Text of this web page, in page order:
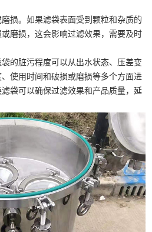
损。如果滤袋表面受到颗粒和杂质的
磨损，这会影响过滤效果，需要及时
的脏污程度可以从出水状态、压差变
使用时间和破损或磨损等多个方面进
袋可以确保过滤效果和产品质量，延